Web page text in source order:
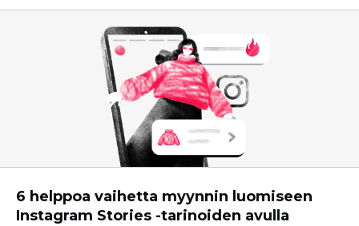
6 helppoa vaihetta myynnin luomiseen
Instagram Stories -tarinoiden avulla